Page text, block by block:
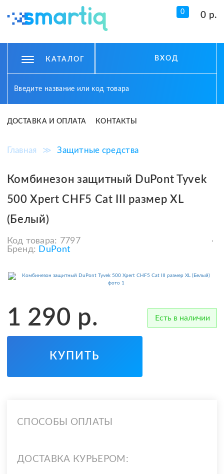
0 0 р.
КАТАЛОГ ВХОД
ДОСТАВКА И ОПЛАТА КОНТАКТЫ
Главная ≫ Защитные средства
Комбинезон защитный DuPont Tyvek
500 Xpert CHF5 Cat III размер XL
(Белый)
Код товара:
7797
Бренд: DuPont
1 290 р. Есть в наличии
КУПИТЬ
СПОСОБЫ ОПЛАТЫ
ДОСТАВКА КУРЬЕРОМ: